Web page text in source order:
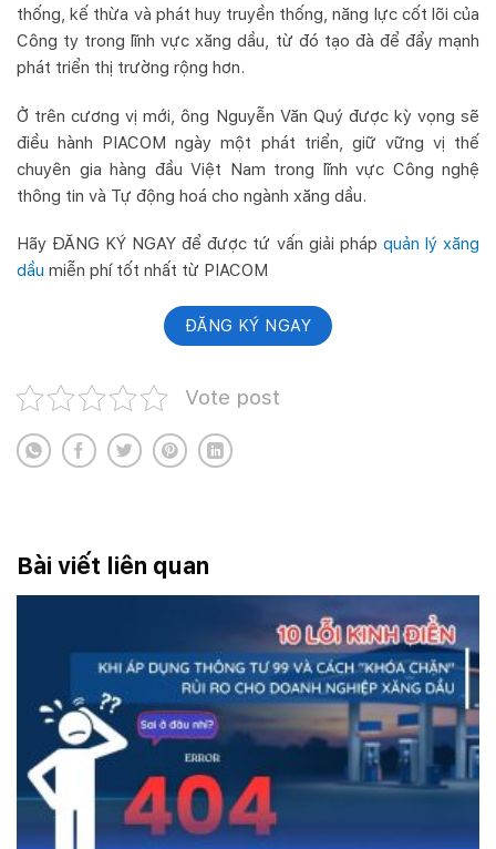
thống, kế thừa và phát huy truyền thống, năng lực cốt lõi của
Công ty trong lĩnh vực xăng dầu, từ đó tạo đà để đẩy mạnh
phát triển thị trường rộng hơn.
Ở trên cương vị mới, ông Nguyễn Văn Quý được kỳ vọng sẽ
điều hành PIACOM ngày một phát triển, giữ vững vị thế
chuyên gia hàng đầu Việt Nam trong lĩnh vực Công nghệ
thông tin và Tự động hoá cho ngành xăng dầu.
Hãy ĐĂNG KÝ NGAY để được tứ vấn giải pháp quản lý xăng
dầu miễn phí tốt nhất từ PIACOM
ĐĂNG KÝ NGAY
Vote post
Bài viết liên quan